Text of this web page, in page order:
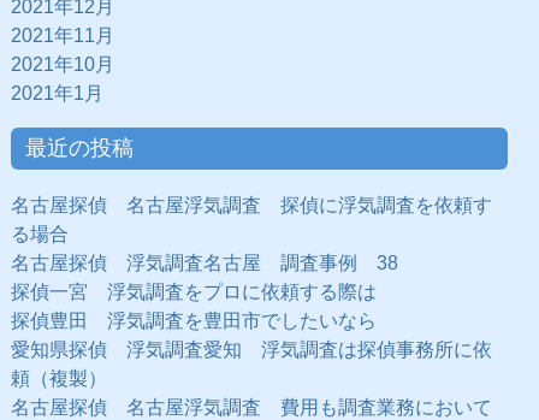
2021年12月
2021年11月
2021年10月
2021年1月
最近の投稿
名古屋探偵 名古屋浮気調査 探偵に浮気調査を依頼す
る場合
名古屋探偵 浮気調査名古屋 調査事例 38
探偵一宮 浮気調査をプロに依頼する際は
探偵豊田 浮気調査を豊田市でしたいなら
愛知県探偵 浮気調査愛知 浮気調査は探偵事務所に依
頼（複製）
名古屋探偵 名古屋浮気調査 費用も調査業務において